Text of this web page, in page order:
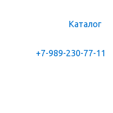
Каталог
+7-989-230-77-11